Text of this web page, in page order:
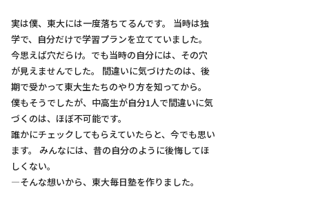
実は僕、東大には一度落ちてるんです。 当時は独
学で、自分だけで学習プランを立てていました。
今思えば穴だらけ。でも当時の自分には、その穴
が見えませんでした。 間違いに気づけたのは、後
期で受かって東大生たちのやり方を知ってから。
僕もそうでしたが、中高生が自分1人で間違いに気
づくのは、 ほぼ不可能です。
誰かにチェックしてもらえていたらと、今でも思い
ます。 みんなには、昔の自分のように後悔してほ
しくない。
—そんな想いから、東大毎日塾を作りました。